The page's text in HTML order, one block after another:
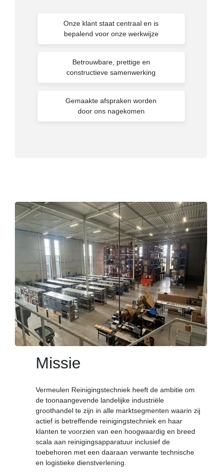
Onze klant staat centraal en is
bepalend voor onze werkwijze
Betrouwbare, prettige en
constructieve samenwerking
Gemaakte afspraken worden
door ons nagekomen
Missie
Vermeulen Reinigingstechniek heeft de ambitie om
de toonaangevende landelijke industriële
groothandel te zijn in alle marktsegmenten waarin zij
actief is betreffende reinigingstechniek en haar
klanten te voorzien van een hoogwaardig en breed
scala aan reinigingsapparatuur inclusief de
toebehoren met een daaraan verwante technische
en logistieke dienstverlening.